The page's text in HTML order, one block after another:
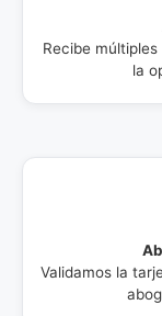
Recibe
la
Validamos la